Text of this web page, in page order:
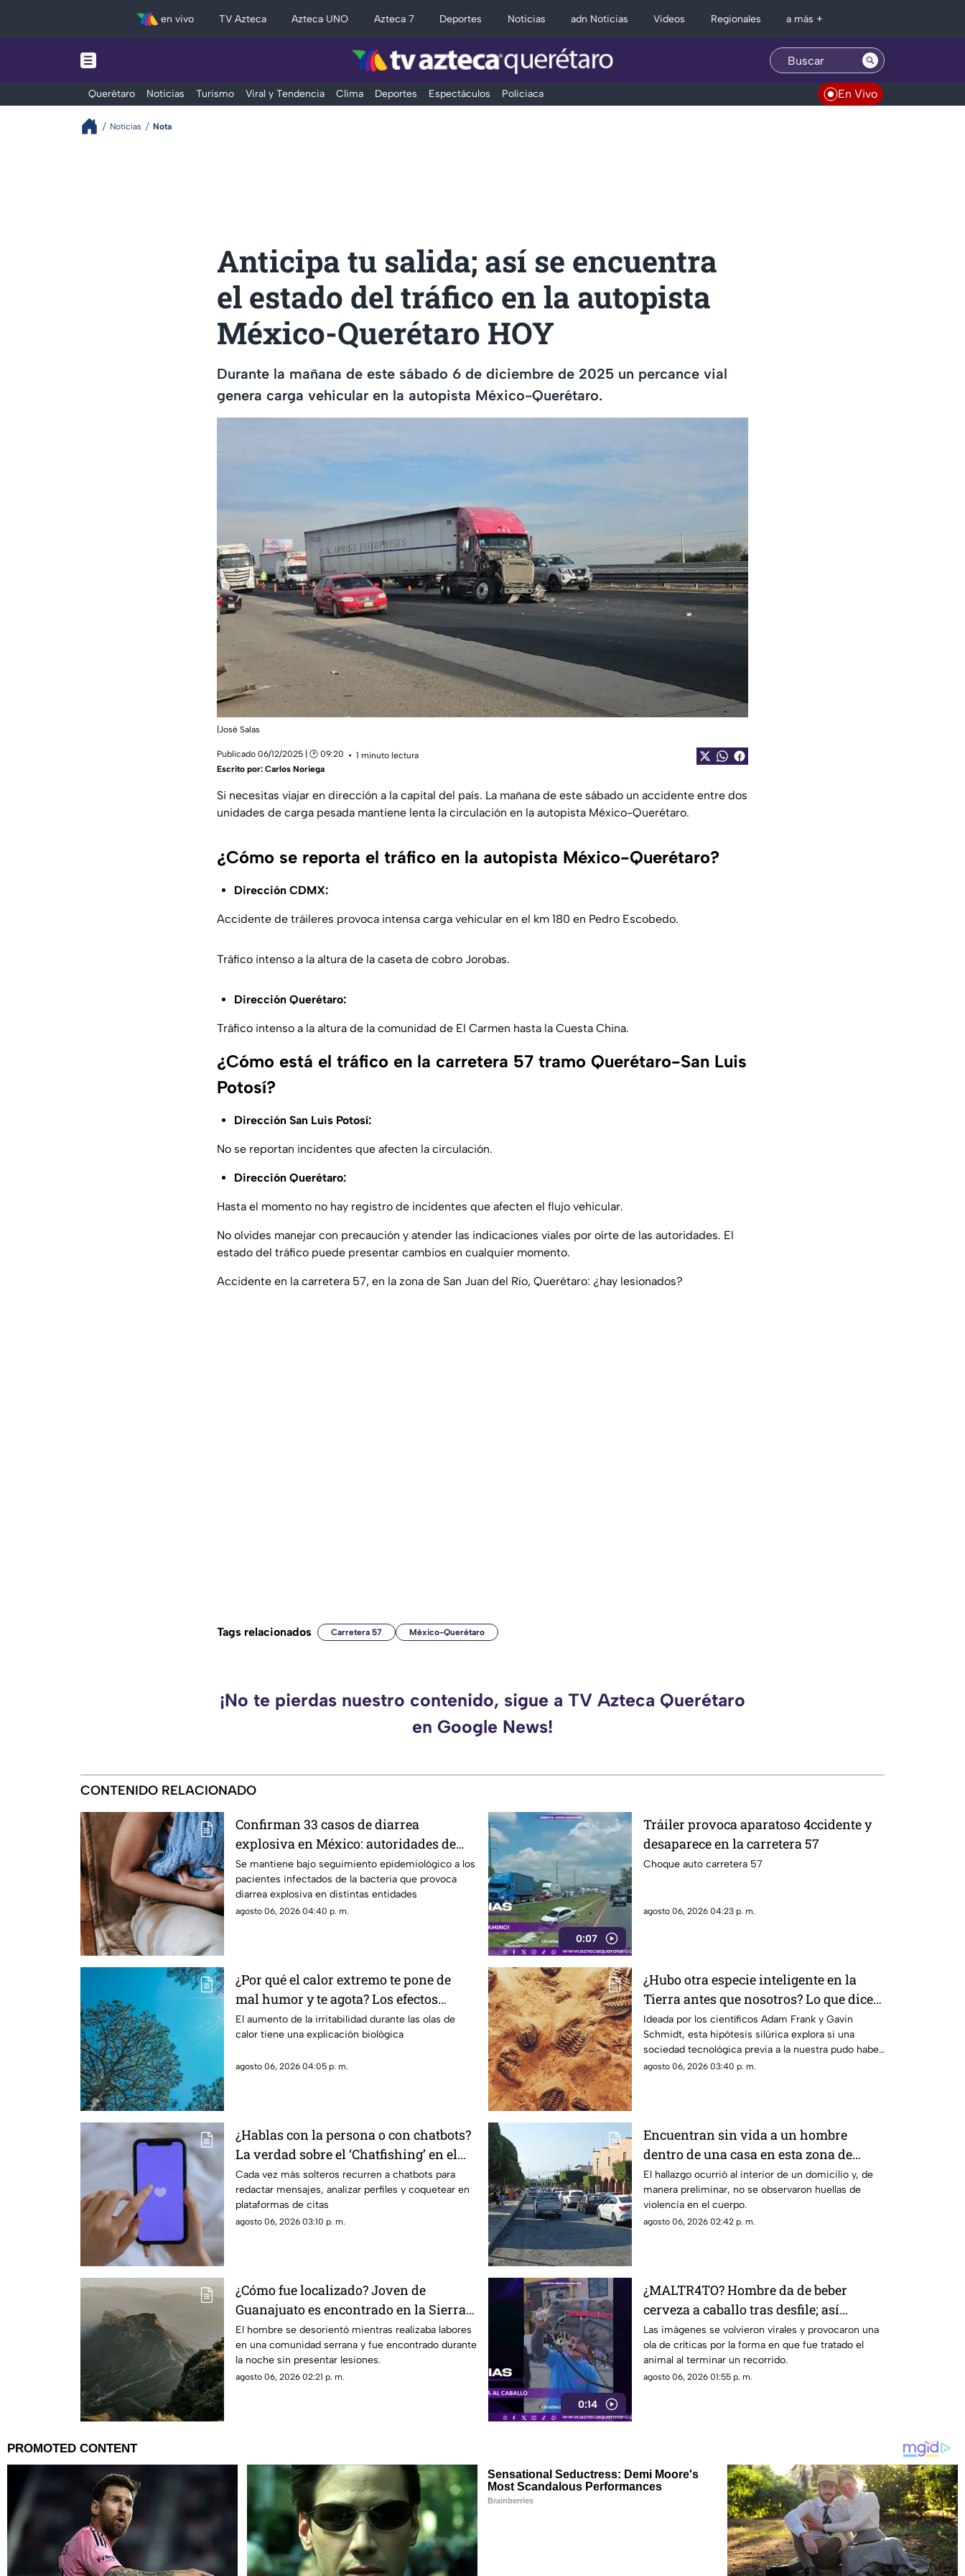
en vivo TV Azteca Azteca UNO Azteca 7 Deportes Noticias adn Noticias Videos Regionales a más +
Querétaro Noticias Turismo Viral y Tendencia Clima Deportes Espectáculos Policiaca En Vivo
Noticias Nota
Anticipa tu salida; así se encuentra
el estado del tráfico en la autopista
México-Querétaro HOY
Durante la mañana de este sábado 6 de diciembre de 2025 un percance vial
genera carga vehicular en la autopista México-Querétaro.
|José Salas
Publicado 06/12/2025 | 🕑 09:20
1 minuto lectura
Escrito por: Carlos Noriega
Si necesitas viajar en dirección a la capital del país. La mañana de este sábado un accidente entre dos
unidades de carga pesada mantiene lenta la circulación en la autopista México-Querétaro.
¿Cómo se reporta el tráfico en la autopista México-Querétaro?
Dirección CDMX:
Accidente de tráileres provoca intensa carga vehicular en el km 180 en Pedro Escobedo.
Tráfico intenso a la altura de la caseta de cobro Jorobas.
Dirección Querétaro:
Tráfico intenso a la altura de la comunidad de El Carmen hasta la Cuesta China.
¿Cómo está el tráfico en la carretera 57 tramo Querétaro-San Luis
Potosí?
Dirección San Luis Potosí:
No se reportan incidentes que afecten la circulación.
Dirección Querétaro:
Hasta el momento no hay registro de incidentes que afecten el flujo vehicular.
No olvides manejar con precaución y atender las indicaciones viales por oírte de las autoridades. El
estado del tráfico puede presentar cambios en cualquier momento.
Accidente en la carretera 57, en la zona de San Juan del Río, Querétaro: ¿hay lesionados?
Tags relacionados Carretera 57 México-Querétaro
¡No te pierdas nuestro contenido, sigue a TV Azteca Querétaro
en Google News!
CONTENIDO RELACIONADO
Confirman 33 casos de diarrea
explosiva en México: autoridades de
salud emiten recomendaciones
Se mantiene bajo seguimiento epidemiológico a los
pacientes infectados de la bacteria que provoca
diarrea explosiva en distintas entidades
agosto 06, 2026 04:40 p. m.
0:07
Tráiler provoca aparatoso 4ccidente y
desaparece en la carretera 57
Choque auto carretera 57
agosto 06, 2026 04:23 p. m.
¿Por qué el calor extremo te pone de
mal humor y te agota? Los efectos
reales de las altas temperaturas en el
cuerpo
El aumento de la irritabilidad durante las olas de
calor tiene una explicación biológica
agosto 06, 2026 04:05 p. m.
¿Hubo otra especie inteligente en la
Tierra antes que nosotros? Lo que dice
la ciencia sobre la hipótesis silúrica
Ideada por los científicos Adam Frank y Gavin
Schmidt, esta hipótesis silúrica explora si una
sociedad tecnológica previa a la nuestra pudo haber
habitado la Tierra
agosto 06, 2026 03:40 p. m.
¿Hablas con la persona o con chatbots?
La verdad sobre el ‘Chatfishing’ en el
coqueteo digital
Cada vez más solteros recurren a chatbots para
redactar mensajes, analizar perfiles y coquetear en
plataformas de citas
agosto 06, 2026 03:10 p. m.
Encuentran sin vida a un hombre
dentro de una casa en esta zona de
Querétaro
El hallazgo ocurrió al interior de un domicilio y, de
manera preliminar, no se observaron huellas de
violencia en el cuerpo.
agosto 06, 2026 02:42 p. m.
¿Cómo fue localizado? Joven de
Guanajuato es encontrado en la Sierra
Gorda de Querétaro
El hombre se desorientó mientras realizaba labores
en una comunidad serrana y fue encontrado durante
la noche sin presentar lesiones.
agosto 06, 2026 02:21 p. m.
0:14
¿MALTR4TO? Hombre da de beber
cerveza a caballo tras desfile; así
reaccionó el animal
Las imágenes se volvieron virales y provocaron una
ola de críticas por la forma en que fue tratado el
animal al terminar un recorrido.
agosto 06, 2026 01:55 p. m.